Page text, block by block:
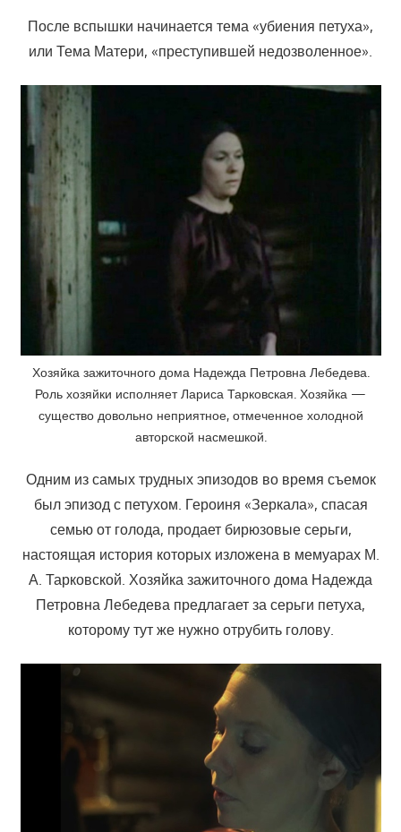
После вспышки начинается тема «убиения петуха»,
или Тема Матери, «преступившей недозволенное».
Хозяйка зажиточного дома Надежда Петровна Лебедева.
Роль хозяйки исполняет Лариса Тарковская. Хозяйка —
существо довольно неприятное, отмеченное холодной
авторской насмешкой.
Одним из самых трудных эпизодов во время съемок
был эпизод с петухом. Героиня «Зеркала», спасая
семью от голода, продает бирюзовые серьги,
настоящая история которых изложена в мемуарах М.
А. Тарковской. Хозяйка зажиточного дома Надежда
Петровна Лебедева предлагает за серьги петуха,
которому тут же нужно отрубить голову.